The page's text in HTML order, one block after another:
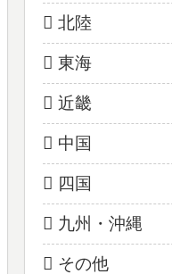
北陸
東海
近畿
中国
四国
九州・沖縄
その他